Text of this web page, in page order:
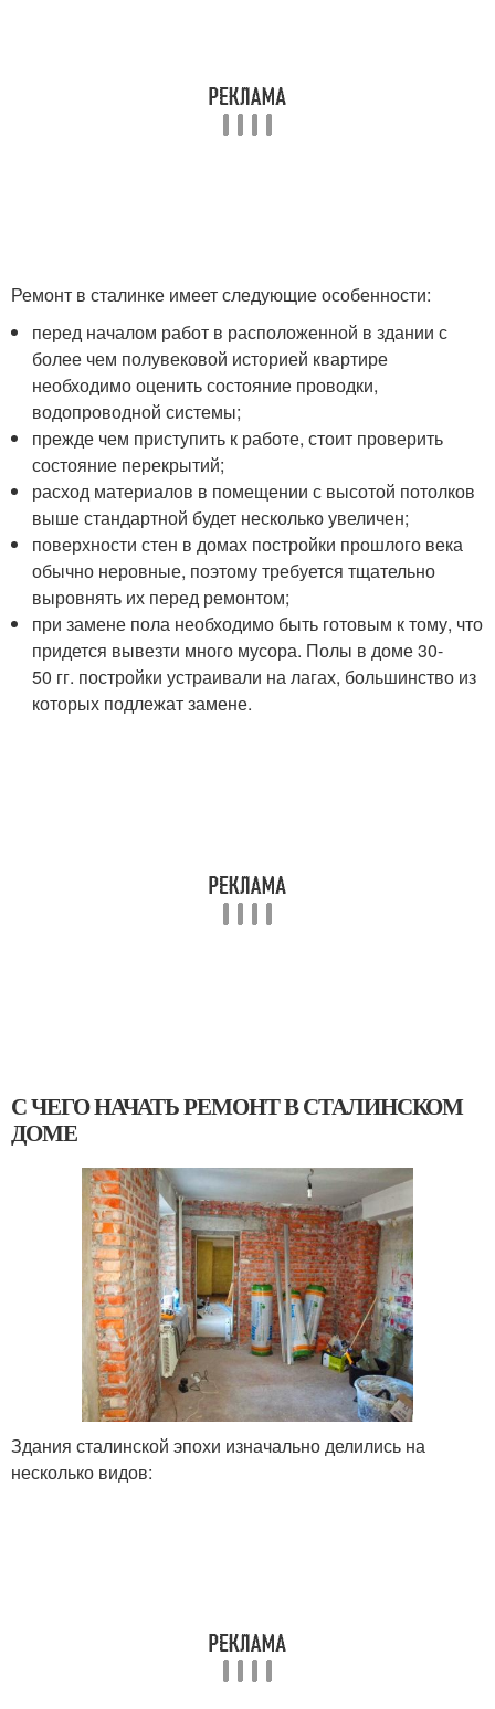
Ремонт в сталинке имеет следующие особенности:
перед началом работ в расположенной в здании с
более чем полувековой историей квартире
необходимо оценить состояние проводки,
водопроводной системы;
прежде чем приступить к работе, стоит проверить
состояние перекрытий;
расход материалов в помещении с высотой потолков
выше стандартной будет несколько увеличен;
поверхности стен в домах постройки прошлого века
обычно неровные, поэтому требуется тщательно
выровнять их перед ремонтом;
при замене пола необходимо быть готовым к тому, что
придется вывезти много мусора. Полы в доме 30-
50 гг. постройки устраивали на лагах, большинство из
которых подлежат замене.
С ЧЕГО НАЧАТЬ РЕМОНТ В СТАЛИНСКОМ
ДОМЕ
Здания сталинской эпохи изначально делились на
несколько видов: